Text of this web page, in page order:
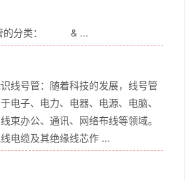
分类： & ...
线号管：随着科技的发展，线号管
电子、电力、电器、电源、电脑、
束办公、通讯、网络布线等领域。
电缆及其绝缘线芯作 ...